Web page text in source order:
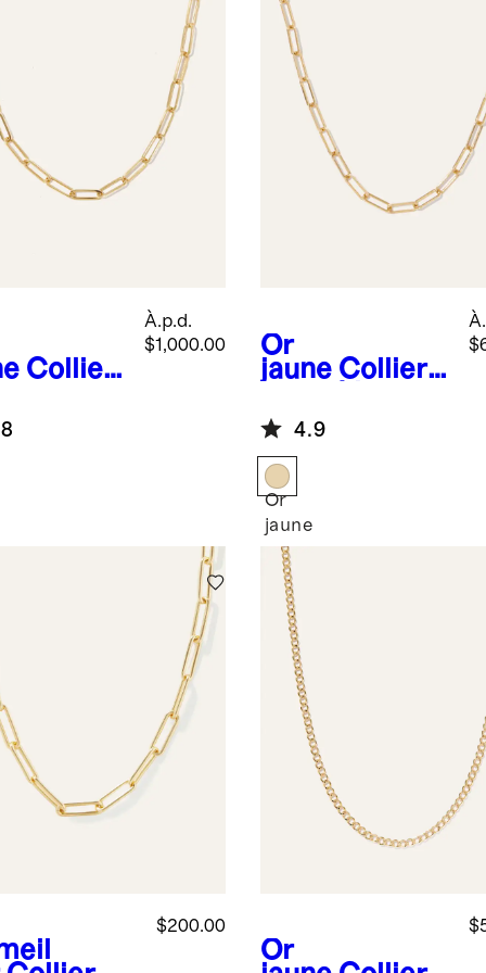
Collier
à
À.p.d.
$1,000.00
Or
jaune Collier
à chaîne
trombone
4.9
Or
jaune
$200.00
Or